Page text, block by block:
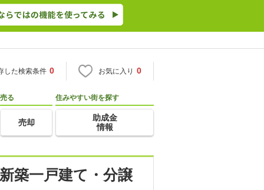
した検索条件 0 お気に入り 0
売る
売却
住みやすい街を探す
助成金
情報
一戸建て・分譲